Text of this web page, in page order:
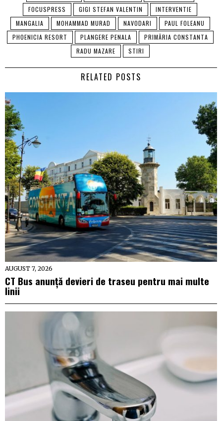
FOCUSPRESS
GIGI STEFAN VALENTIN
INTERVENTIE
MANGALIA
MOHAMMAD MURAD NAVODARI
PAUL FOLEANU
PHOENICIA RESORT
PLANGERE PENALA
PRIMĂRIA CONSTANTA
RADU MAZARE
STIRI
RELATED POSTS
AUGUST 7, 2026
CT Bus anunță devieri de traseu pentru mai multe
linii